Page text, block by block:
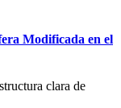
Modificada en el
clara de